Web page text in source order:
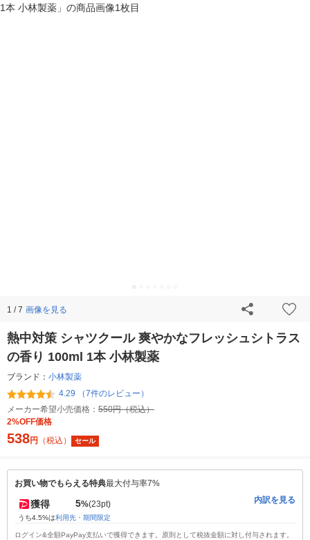
1 / 7 画像を見る
熱中対策 シャツクール 爽やかなフレッシュシトラス
の香り 100ml 1本 小林製薬
ブランド： 小林製薬
4.29 （7件のレビュー）
メーカー希望小売価格： 550円（税込）
2%OFF価格
538円 （税込） セール
お買い物でもらえる特典最大付与率7%
獲得 5%(23pt)
うち4.5%は利用先・期間限定
内訳を見る
ログイン&全額PayPay支払いで獲得できます。原則として税抜金額に対し付与されます。